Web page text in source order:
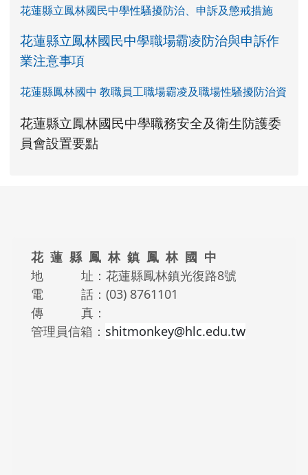
花蓮縣立鳳林國民中學性騷擾防治、申訴及懲戒措施
花蓮縣立鳳林國民中學職場霸凌防治與申訴作
業注意事項
花蓮縣鳳林國中 教職員工職場霸凌及職場性騷擾防治資
link to https://www.fles.hlc.edu.tw/uploads/tad_blocks/file/
花蓮縣立鳳林國民中學職務安全及衛生防護委
員會設置要點花蓮縣立鳳林國民中學職務安全及衛生防
花蓮縣立鳳林國民中學職務安全及衛生防
link to https://www.fles.hlc.edu.tw/uploads/
link to https://www.fles.hlc.edu.tw/uploads/
花 蓮 縣 鳳 林 鎮 鳳 林 國 中
地 址：花蓮縣鳳林鎮光復路8號
電 話：(03) 8761101
傳 真：
管理員信箱： shitmonkey@hlc.edu.tw